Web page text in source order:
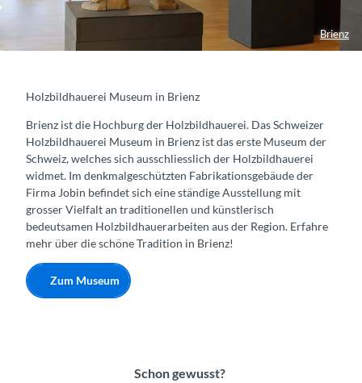
Brienz
Holzbildhauerei Museum in Brienz
Brienz ist die Hochburg der Holzbildhauerei. Das Schweizer
Holzbildhauerei Museum in Brienz ist das erste Museum der
Schweiz, welches sich ausschliesslich der Holzbildhauerei
widmet. Im denkmalgeschützten Fabrikationsgebäude der
Firma Jobin befindet sich eine ständige Ausstellung mit
grosser Vielfalt an traditionellen und künstlerisch
bedeutsamen Holzbildhauerarbeiten aus der Region. Erfahre
mehr über die schöne Tradition in Brienz!
Zum Museum
Schon gewusst?